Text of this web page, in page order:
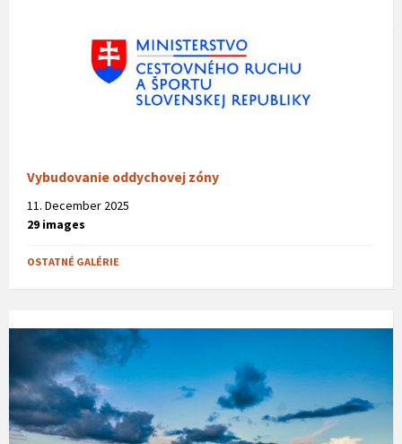
Vybudovanie oddychovej zóny
11. December 2025
29 images
OSTATNÉ GALÉRIE